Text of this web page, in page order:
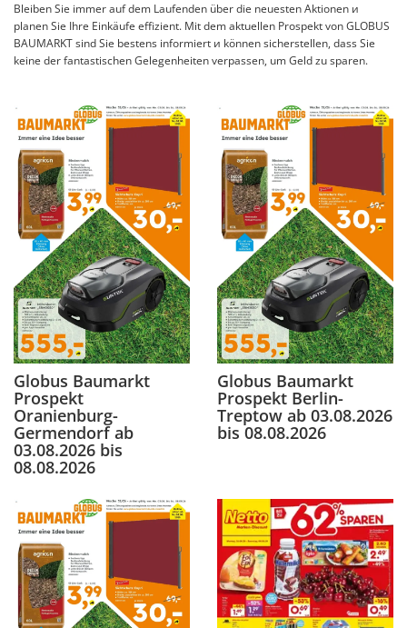
Bleiben Sie immer auf dem Laufenden über die neuesten Aktionen и
planen Sie Ihre Einkäufe effizient. Mit dem aktuellen Prospekt von GLOBUS
BAUMARKT sind Sie bestens informiert и können sicherstellen, dass Sie
keine der fantastischen Gelegenheiten verpassen, um Geld zu sparen.
Globus Baumarkt
Prospekt
Oranienburg-
Germendorf ab
03.08.2026 bis
08.08.2026
Globus Baumarkt
Prospekt Berlin-
Treptow ab 03.08.2026
bis 08.08.2026